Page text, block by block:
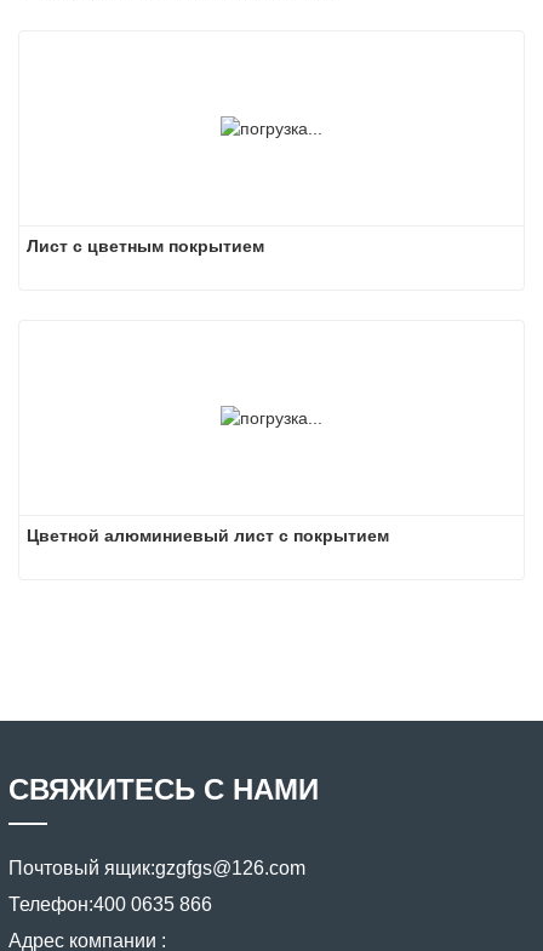
Лист с цветным покрытием
Цветной алюминиевый лист с покрытием
СВЯЖИТЕСЬ С НАМИ
Почтовый ящик:gzgfgs@126.com
Телефон:400 0635 866
Адрес компании :